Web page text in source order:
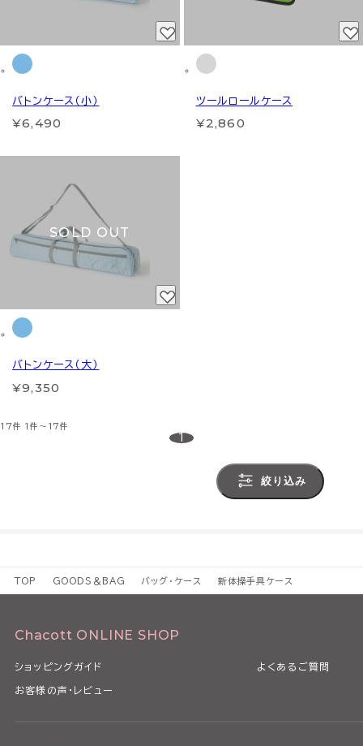
バトンケース（小）
¥6,490
ツールロールケース
¥2,860
SOLD OUT
バトンケース（大）
¥9,350
17件 1件～17件
1
絞り込み
TOP GOODS＆BAG バッグ・ケース 新体操手具ケース
Chacott ONLINE SHOP
ショッピングガイド よくあるご質問
お客様の声・レビュー